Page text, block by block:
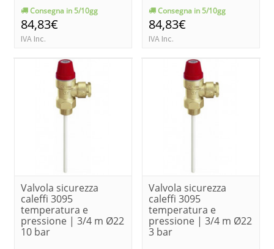
Consegna in 5/10gg
84,83€
IVA Inc.
Consegna in 5/10gg
84,83€
IVA Inc.
Valvola sicurezza
caleffi 3095
temperatura e
pressione | 3/4 m Ø22
10 bar
Valvola sicurezza
caleffi 3095
temperatura e
pressione | 3/4 m Ø22
3 bar